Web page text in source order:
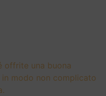
offrite una buona
modo non complicato